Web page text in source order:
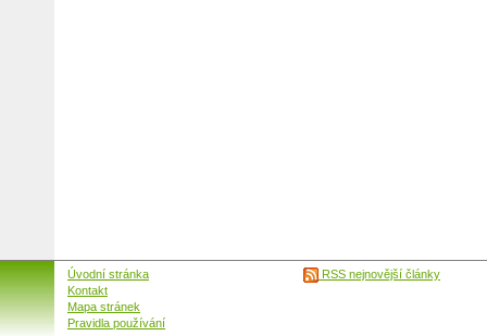
Úvodní stránka
Kontakt
Mapa stránek
Pravidla používání
RSS nejnovější články